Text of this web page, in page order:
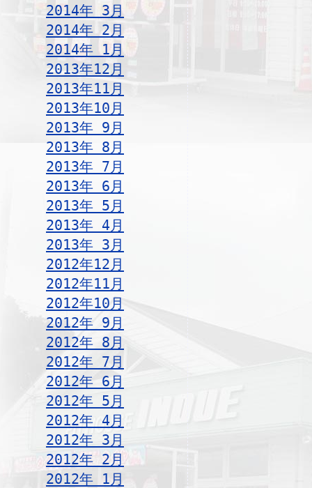
2014年 3月
2014年 2月
2014年 1月
2013年12月
2013年11月
2013年10月
2013年 9月
2013年 8月
2013年 7月
2013年 6月
2013年 5月
2013年 4月
2013年 3月
2012年12月
2012年11月
2012年10月
2012年 9月
2012年 8月
2012年 7月
2012年 6月
2012年 5月
2012年 4月
2012年 3月
2012年 2月
2012年 1月